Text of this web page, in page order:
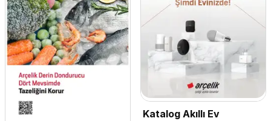
Katalog Akıllı Ev